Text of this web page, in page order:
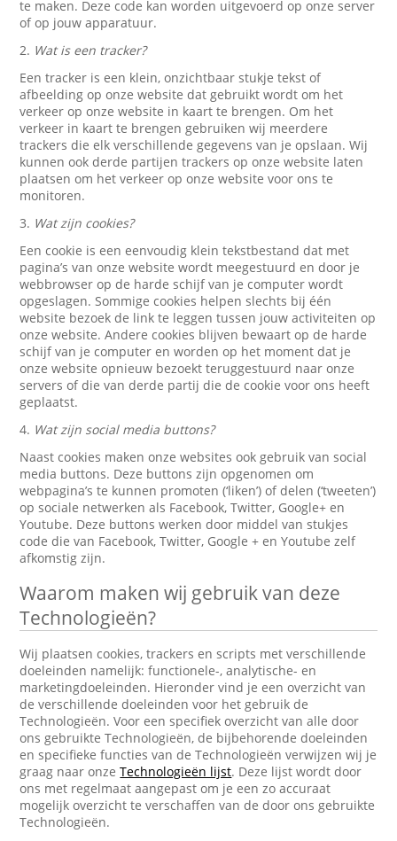
te maken. Deze code kan worden uitgevoerd op onze server
of op jouw apparatuur.
2. Wat is een tracker?
Een tracker is een klein, onzichtbaar stukje tekst of
afbeelding op onze website dat gebruikt wordt om het
verkeer op onze website in kaart te brengen. Om het
verkeer in kaart te brengen gebruiken wij meerdere
trackers die elk verschillende gegevens van je opslaan. Wij
kunnen ook derde partijen trackers op onze website laten
plaatsen om het verkeer op onze website voor ons te
monitoren.
3. Wat zijn cookies?
Een cookie is een eenvoudig klein tekstbestand dat met
pagina’s van onze website wordt meegestuurd en door je
webbrowser op de harde schijf van je computer wordt
opgeslagen. Sommige cookies helpen slechts bij één
website bezoek de link te leggen tussen jouw activiteiten op
onze website. Andere cookies blijven bewaart op de harde
schijf van je computer en worden op het moment dat je
onze website opnieuw bezoekt teruggestuurd naar onze
servers of die van derde partij die de cookie voor ons heeft
geplaatst.
4. Wat zijn social media buttons?
Naast cookies maken onze websites ook gebruik van social
media buttons. Deze buttons zijn opgenomen om
webpagina’s te kunnen promoten (‘liken’) of delen (‘tweeten’)
op sociale netwerken als Facebook, Twitter, Google+ en
Youtube. Deze buttons werken door middel van stukjes
code die van Facebook, Twitter, Google + en Youtube zelf
afkomstig zijn.
Waarom maken wij gebruik van deze
Technologieën?
Wij plaatsen cookies, trackers en scripts met verschillende
doeleinden namelijk: functionele-, analytische- en
marketingdoeleinden. Hieronder vind je een overzicht van
de verschillende doeleinden voor het gebruik de
Technologieën. Voor een specifiek overzicht van alle door
ons gebruikte Technologieën, de bijbehorende doeleinden
en specifieke functies van de Technologieën verwijzen wij je
graag naar onzeTechnologieën lijst. Deze lijst wordt door
ons met regelmaat aangepast om je een zo accuraat
mogelijk overzicht te verschaffen van de door ons gebruikte
Technologieën.